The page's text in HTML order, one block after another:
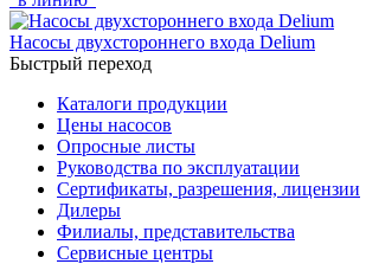
Насосы двухстороннего входа Delium
Быстрый переход
Каталоги продукции
Цены насосов
Опросные листы
Руководства по эксплуатации
Сертификаты, разрешения, лицензии
Дилеры
Филиалы, представительства
Сервисные центры